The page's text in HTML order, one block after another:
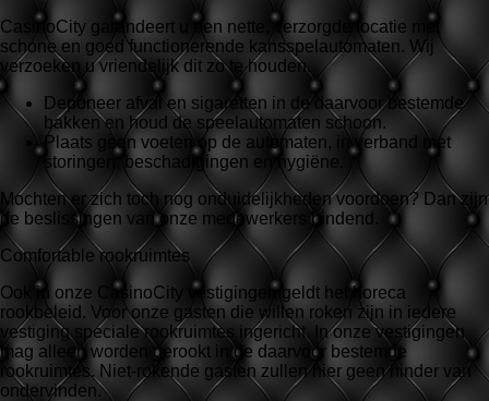
CasinoCity garandeert u een nette, verzorgde locatie met
schone en goed functionerende kansspelautomaten. Wij
verzoeken u vriendelijk dit zo te houden.
Deponeer afval en sigaretten in de daarvoor bestemde
bakken en houd de speelautomaten schoon.
Plaats geen voeten op de automaten, in verband met
storingen, beschadigingen en hygiëne.
Mochten er zich toch nog onduidelijkheden voordoen? Dan zijn
de beslissingen van onze medewerkers bindend.
Comfortable rookruimtes
Ook in onze CasinoCity vestigingen geldt het horeca
rookbeleid. Voor onze gasten die willen roken zijn in iedere
vestiging speciale rookruimtes ingericht. In onze vestigingen
mag alleen worden gerookt in de daarvoor bestemde
rookruimtes. Niet-rokende gasten zullen hier geen hinder van
ondervinden.